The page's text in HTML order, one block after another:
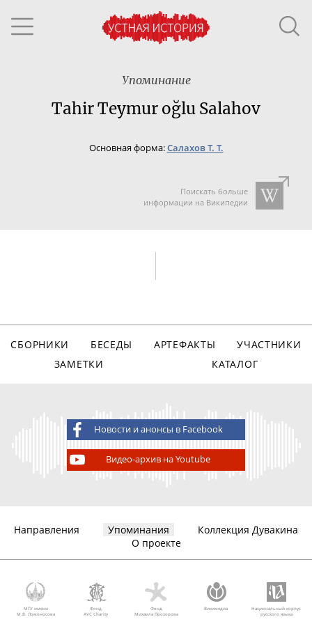
Упоминание
Tahir Teymur oğlu Salahov
Основная форма:Салахов Т. Т.
Поискать больше
информации на Википедии
СБОРНИКИ БЕСЕДЫ АРТЕФАКТЫ
УЧАСТНИКИ
ЗАМЕТКИ
КАТАЛОГ
Новости и анонсы в Facebook
Видео-архив на Youtube
Направления Упоминания
Коллекция Дувакина
О проекте
МГУ имени
М.В. Ломоносова
Фонд
AVC Charity
Фонд
Михаила Прохорова
Викимедиа
Национальный корпус
русского языка